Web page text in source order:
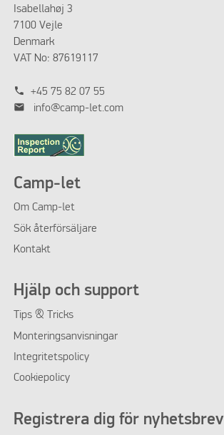
Isabellahøj 3
7100 Vejle
Denmark
VAT No: 87619117
phone +45 75 82 07 55
mail info@camp-let.com
Camp-let
Om Camp-let
Sök återförsäljare
Kontakt
Hjälp och support
Tips & Tricks
Monteringsanvisningar
Integritetspolicy
Cookiepolicy
Registrera dig för nyhetsbrev